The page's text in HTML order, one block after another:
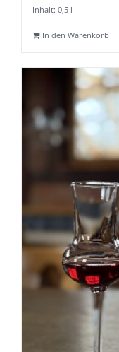
Inhalt: 0,5 l
In den Warenkorb